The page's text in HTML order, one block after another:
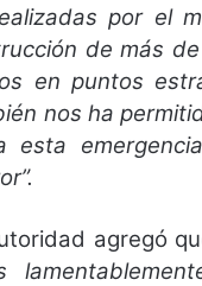
por el
de más
en puntos
nos ha
esta
agregó